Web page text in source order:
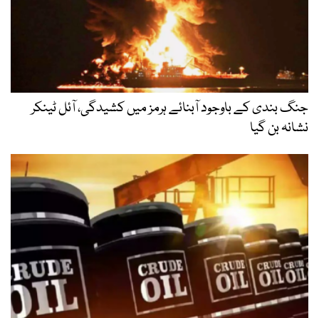
جنگ بندی کے باوجود آبنائے ہرمز میں کشیدگی، آئل ٹینکر
نشانہ بن گیا